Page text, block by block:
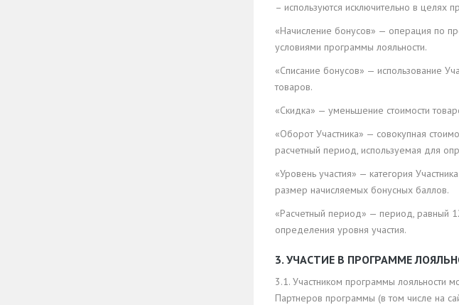
– используются исключительно в целях
«Начисление бонусов» — операция по
условиями программы лояльности.
«Списание бонусов» — использование
товаров.
«Скидка» — уменьшение стоимости
«Оборот Участника» — совокупная
расчетный период, используемая для
«Уровень участия» — категория
размер начисляемых бонусных баллов.
«Расчетный период» — период, равный
определения уровня участия.
3. УЧАСТИЕ В ПРОГРАММЕ
3.1. Участником программы лояльности
Партнеров программы (в том числе на